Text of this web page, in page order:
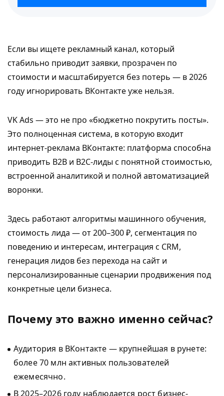
Если вы ищете рекламный канал, который
стабильно приводит заявки, прозрачен по
стоимости и масштабируется без потерь — в 2026
году игнорировать ВКонтакте уже нельзя.
VK Ads — это не про «бюджетно покрутить посты».
Это полноценная система, в которую входит
интернет-реклама ВКонтакте: платформа способна
приводить B2B и B2C-лиды с понятной стоимостью,
встроенной аналитикой и полной автоматизацией
воронки.
Здесь работают алгоритмы машинного обучения,
стоимость лида — от 200–300 ₽, сегментация по
поведению и интересам, интеграция с CRM,
генерация лидов без перехода на сайт и
персонализированные сценарии продвижения под
конкретные цели бизнеса.
Почему это важно именно сейчас?
Аудитория в ВКонтакте — крупнейшая в рунете:
более 70 млн активных пользователей
ежемесячно.
В 2025–2026 году наблюдается рост бизнес-